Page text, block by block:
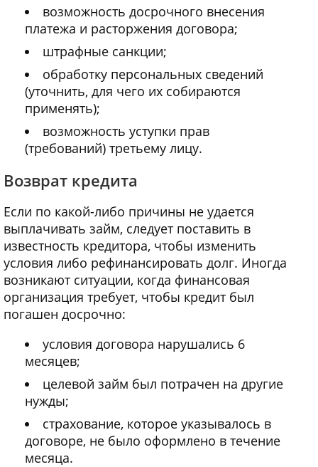
возможность досрочного внесения
платежа и расторжения договора;
штрафные санкции;
обработку персональных сведений
(уточнить, для чего их собираются
применять);
возможность уступки прав
(требований) третьему лицу.
Возврат кредита
Если по какой-либо причины не удается
выплачивать займ, следует поставить в
известность кредитора, чтобы изменить
условия либо рефинансировать долг. Иногда
возникают ситуации, когда финансовая
организация требует, чтобы кредит был
погашен досрочно:
условия договора нарушались 6
месяцев;
целевой займ был потрачен на другие
нужды;
страхование, которое указывалось в
договоре, не было оформлено в течение
месяца.